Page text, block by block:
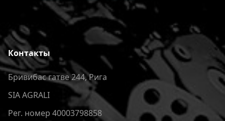
Контакты
Бривибас гатве 244, Рига
SIA AGRALI
Рег. номер 40003798858